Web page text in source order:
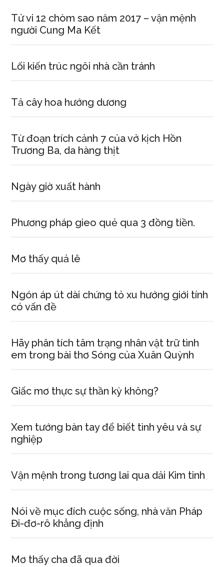
Tử vi 12 chòm sao năm 2017 – vận mệnh
người Cung Ma Kết
Lối kiến trúc ngôi nhà cần tránh
Tả cây hoa hướng dương
Từ đoạn trích cảnh 7 của vở kịch Hồn
Trương Ba, da hàng thịt
Ngày giờ xuất hành
Phương pháp gieo quẻ qua 3 đồng tiền.
Mơ thấy quả lê
Ngón áp út dài chứng tỏ xu hướng giới tính
có vấn đề
Hãy phân tích tâm trạng nhân vật trữ tình
em trong bài thơ Sóng của Xuân Quỳnh
Giấc mơ thực sự thần kỳ không?
Xem tướng bàn tay để biết tình yêu và sự
nghiệp
Vận mệnh trong tương lai qua dải Kim tinh
Nói về mục đích cuộc sống, nhà văn Pháp
Đi-đơ-rô khẳng định
Mơ thấy cha đã qua đời